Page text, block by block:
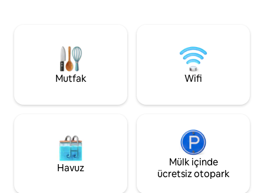
etkinliklerle dolu bir günün ardından
rahatlamak için huzurlu bir atmosfer
yaratan konforlu ve zevkli bir şekilde
döşenmiş odalar sunar. Unutulmaz bir
İstasyonu ise
En yakın
km mesafedeki
Havalimanı'dır.
Mutfak Wifi
Havuz
Mülk içinde
ücretsiz otopark